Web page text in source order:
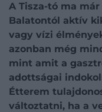
A Tisza-tó ma
Balatontól aktív
vagy vízi
azonban még
mint amit a
adottságai
Étterem
változtatni, ha a